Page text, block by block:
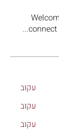
...
עקוב
עקוב
עקוב